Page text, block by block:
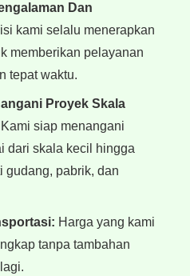
Dan
kami selalu menerapkan
memberikan pelayanan
tepat waktu.
Proyek Skala
Kami siap menangani
dari skala kecil hingga
gudang, pabrik, dan
Harga yang kami
tanpa tambahan